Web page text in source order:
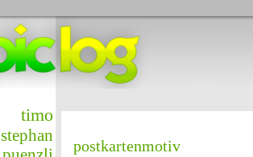
timo
stephan
postkartenmotiv